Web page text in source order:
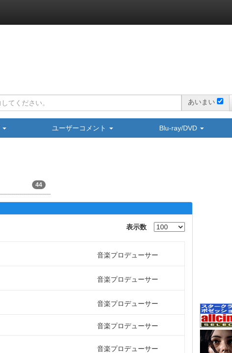
あいまい
ユーザーコメント Blu-ray/DVD
44
表示数
音楽プロデューサー
音楽プロデューサー
音楽プロデューサー
音楽プロデューサー
音楽プロデューサー